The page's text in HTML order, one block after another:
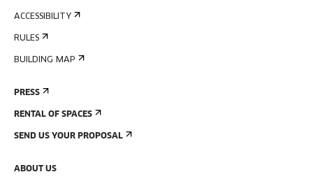
ACCESSIBILITY
RULES
BUILDING MAP
PRESS
RENTAL OF SPACES
SEND US YOUR PROPOSAL
ABOUT US